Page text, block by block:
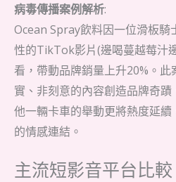
病毒傳播案例解析:
Ocean Spray飲料因一位滑板
性的TikTok影片(邊喝蔓越莓汁
看，帶動品牌銷量上升20%。
實、非刻意的內容創造品牌奇
他一輛卡車的舉動更將熱度延
的情感連結。
主流短影音平台比較